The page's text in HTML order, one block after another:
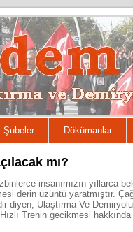
Şubeler Dökümanlar
mı?
insanımızın yıllarca
derin üzüntü yaratmıştır.
diyen, Ulaştırma Ve
Trenin gecikmesi